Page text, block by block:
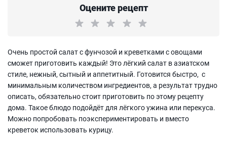
Оцените рецепт
Очень простой салат с фунчозой и креветками с овощами
сможет приготовить каждый! Это лёгкий салат в азиатском
стиле, нежный, сытный и аппетитный. Готовится быстро, с
минимальным количеством ингредиентов, а результат трудно
описать, обязательно стоит приготовить по этому рецепту
дома. Такое блюдо подойдёт для лёгкого ужина или перекуса.
Можно попробовать поэкспериментировать и вместо
креветок использовать курицу.